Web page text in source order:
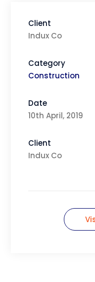
Client
Indux Co
Category
Construction
Date
10th April, 2019
Client
Indux Co